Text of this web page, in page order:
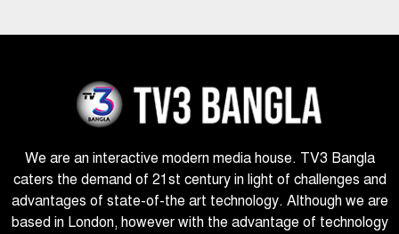
We are an interactive modern media house. TV3 Bangla
caters the demand of 21st century in light of challenges and
advantages of state-of-the art technology. Although we are
based in London, however with the advantage of technology